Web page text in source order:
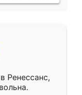
Ренессанс,